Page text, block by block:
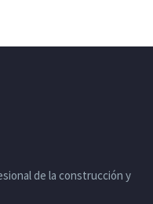
de la construcción y